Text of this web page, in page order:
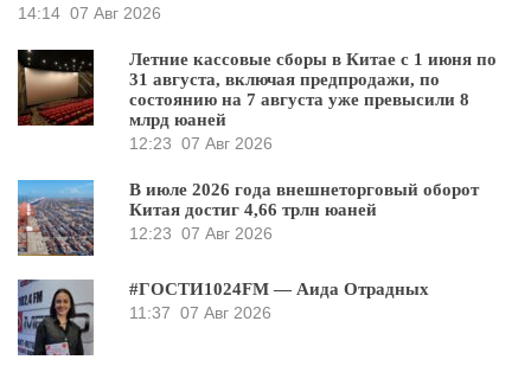
14:14 07 Авг 2026
Летние кассовые сборы в Китае с 1 июня по
31 августа, включая предпродажи, по
состоянию на 7 августа уже превысили 8
млрд юаней
12:23 07 Авг 2026
В июле 2026 года внешнеторговый оборот
Китая достиг 4,66 трлн юаней
12:23 07 Авг 2026
#ГОСТИ1024FM — Аида Отрадных
11:37 07 Авг 2026